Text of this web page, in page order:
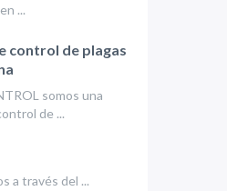
...
control de plagas
somos una
de ...
a través del ...